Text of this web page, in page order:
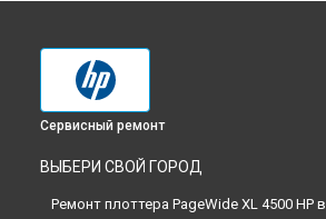
Сервисный ремонт
ВЫБЕРИ СВОЙ ГОРОД
Ремонт плоттера PageWide XL 4500 HP в